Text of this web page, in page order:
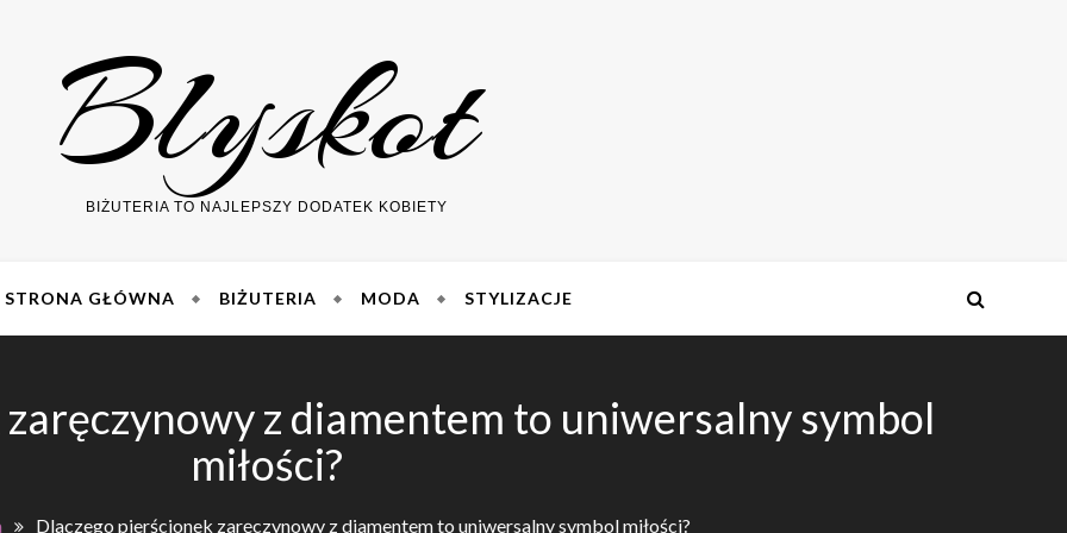
Blyskot
BIŻUTERIA TO NAJLEPSZY DODATEK KOBIETY
STRONA GŁÓWNA BIŻUTERIA MODA STYLIZACJE
z diamentem to uniwersalny symbol
miłości?
Dlaczego pierścionek zaręczynowy z diamentem to uniwersalny symbol miłości?